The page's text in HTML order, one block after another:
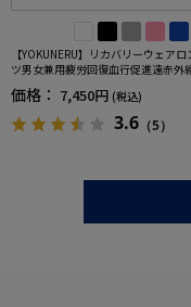
【YOKUNERU】リカバリーウェア
ツ男女兼用疲労回復血行促進遠赤外
NOMIX(R)【一般医療機器】SS～LLサ
価格： 7,450円 (税込)
3.6 （5）